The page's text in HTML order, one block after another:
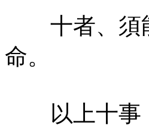
十者、須能
命。
以上十事